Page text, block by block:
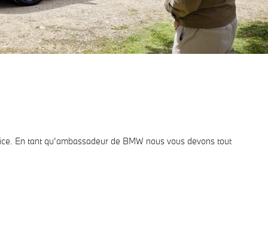
En tant qu’ambassadeur de BMW nous vous devons tout